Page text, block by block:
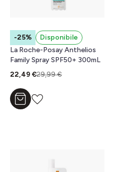
-25%
Disponibile
La Roche-Posay Anthelios
Family Spray SPF50+ 300mL
22,49 €29,99 €
Aggiungi al carrello